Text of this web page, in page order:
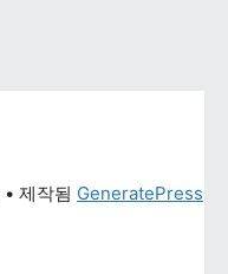
• 제작됨 GeneratePress